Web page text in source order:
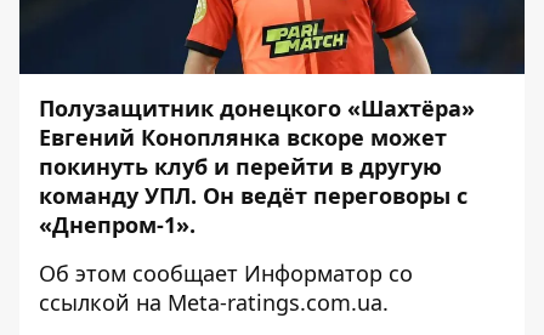
Полузащитник донецкого «Шахтёра»
Евгений Коноплянка вскоре может
покинуть клуб и перейти в другую
команду УПЛ. Он ведёт переговоры с
«Днепром-1».
Об этом сообщает Информатор со
ссылкой на Meta-ratings.com.ua.